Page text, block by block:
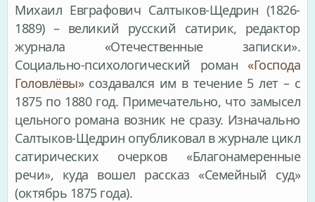
Михаил Евграфович Салтыков-Щедрин (1826-
1889) – великий русский сатирик, редактор
журнала «Отечественные записки».
Социально-психологический роман «Господа
Головлёвы»создавался им в течение 5 лет – с
1875 по 1880 год. Примечательно, что замысел
цельного романа возник не сразу. Изначально
Салтыков-Щедрин опубликовал в журнале цикл
сатирических очерков «Благонамеренные
речи», куда вошел рассказ «Семейный суд»
(октябрь 1875 года).